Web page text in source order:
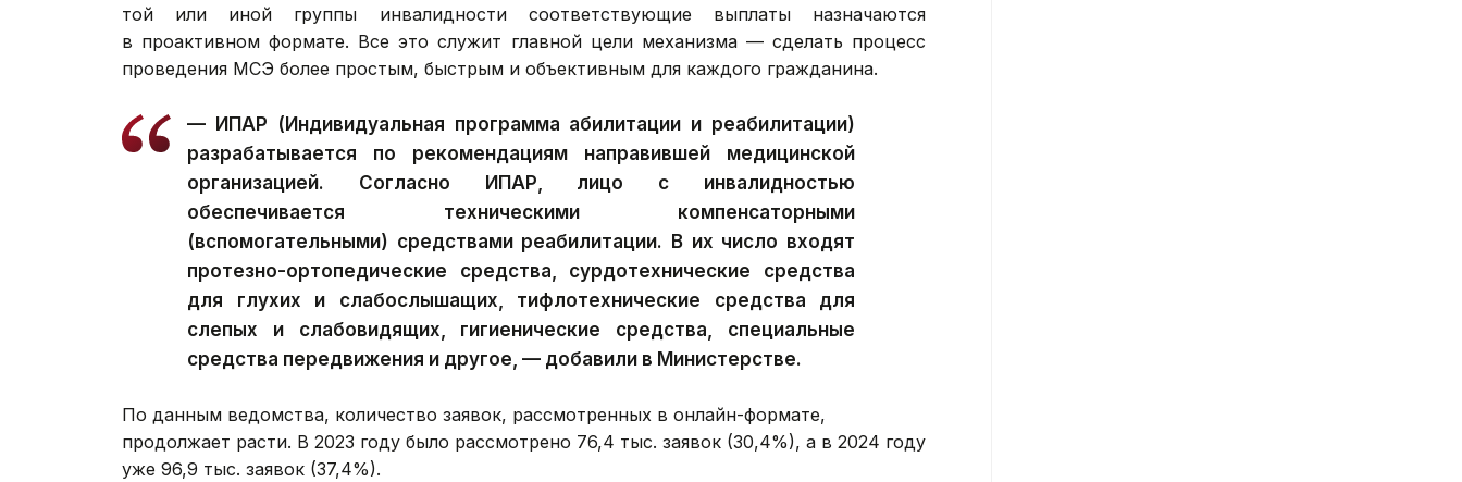
той или иной группы инвалидности соответствующие выплаты назначаются
в проактивном формате. Все это служит главной цели механизма — сделать процесс
проведения МСЭ более простым, быстрым и объективным для каждого гражданина.
— ИПАР (Индивидуальная программа абилитации и реабилитации)
разрабатывается по рекомендациям направившей медицинской
организацией. Согласно ИПАР, лицо с инвалидностью
обеспечивается техническими компенсаторными
(вспомогательными) средствами реабилитации. В их число входят
протезно-ортопедические средства, сурдотехнические средства
для глухих и слабослышащих, тифлотехнические средства для
слепых и слабовидящих, гигиенические средства, специальные
средства передвижения и другое, — добавили в Министерстве.
По данным ведомства, количество заявок, рассмотренных в онлайн-формате,
продолжает расти. В 2023 году было рассмотрено 76,4 тыс. заявок (30,4%), а в 2024 году
уже 96,9 тыс. заявок (37,4%).